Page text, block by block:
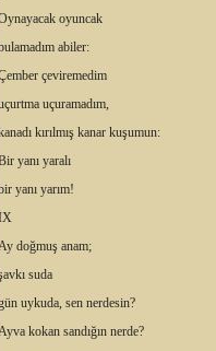
oyuncak
abiler:
çeviremedim
uçuramadım,
kırılmış kanar kuşumun:
yanı yaralı
yanı yarım!
doğmuş anam;
suda
uykuda, sen nerdesin?
kokan sandığın nerde?